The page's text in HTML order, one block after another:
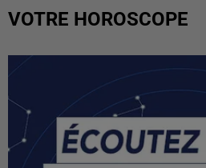
VOTRE HOROSCOPE